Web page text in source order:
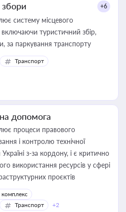
збори +6
систему місцевого
включаючи туристичний збір,
плату за земельні ділянки, за паркування транспорту
Транспорт
допомога
процеси правового
і контролю технічної
з-за кордону, і є критично
використання ресурсів у сфері
проєктів
комплекс
Транспорт +2